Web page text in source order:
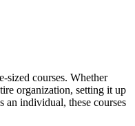
sized courses. Whether
organization, setting it up
an individual, these courses